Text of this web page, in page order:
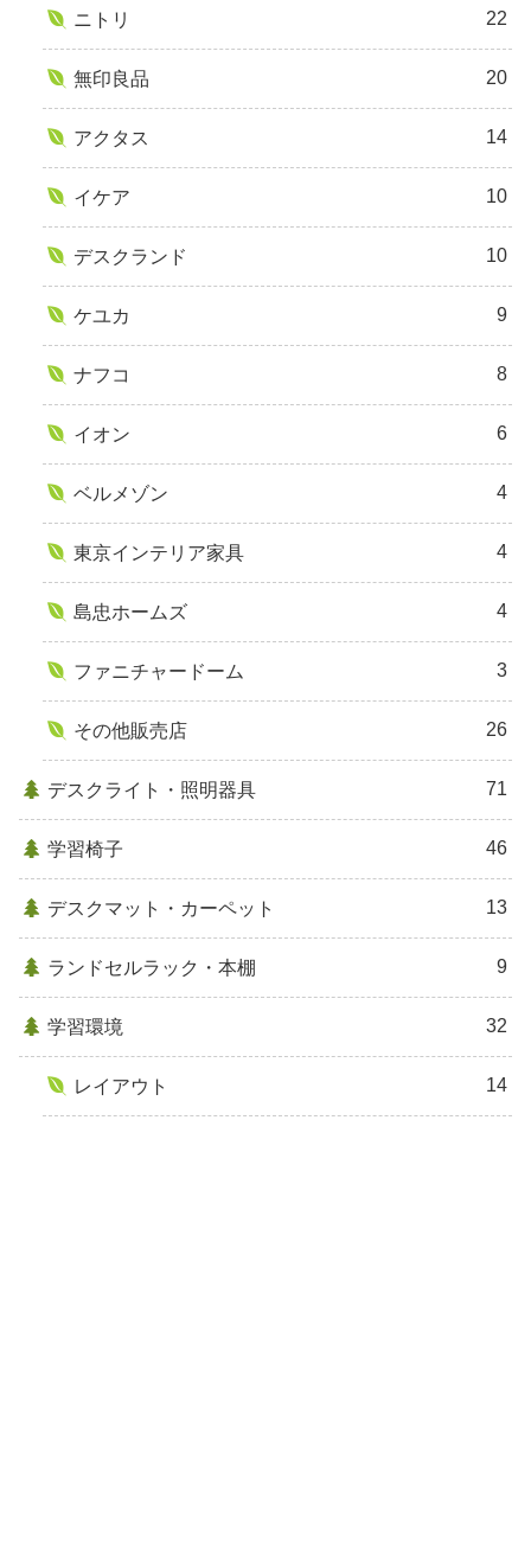
ニトリ 22
無印良品 20
アクタス 14
イケア 10
デスクランド 10
ケユカ 9
ナフコ 8
イオン 6
ベルメゾン 4
東京インテリア家具 4
島忠ホームズ 4
ファニチャードーム 3
その他販売店 26
デスクライト・照明器具 71
学習椅子 46
デスクマット・カーペット 13
ランドセルラック・本棚 9
学習環境 32
レイアウト 14